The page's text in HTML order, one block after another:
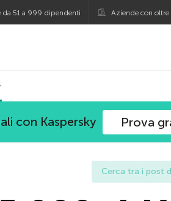
da 51 a 999 dipendenti Aziende con
con Kaspersky Prova